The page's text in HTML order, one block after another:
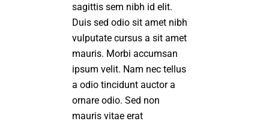
sagittis sem nibh id elit.
Duis sed odio sit amet nibh
vulputate cursus a sit amet
mauris. Morbi accumsan
ipsum velit. Nam nec tellus
a odio tincidunt auctor a
ornare odio. Sed non
mauris vitae erat